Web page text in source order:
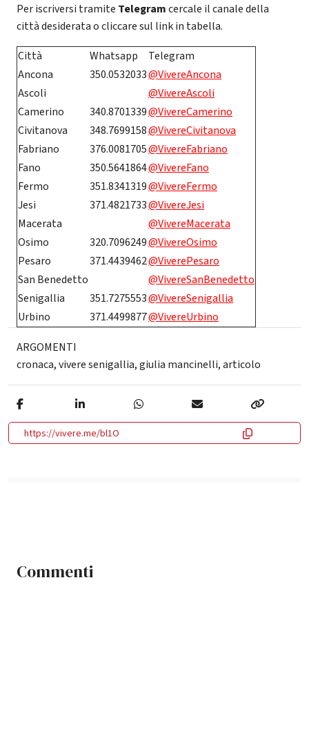
Per iscriversi tramite Telegramcercale il canale della
città desiderata o cliccare sul link in tabella.
Città
Whatsapp
Telegram
Ancona
350.0532033@VivereAncona
Ascoli
@VivereAscoli
Camerino
340.8701339@VivereCamerino
Civitanova
348.7699158@VivereCivitanova
Fabriano
376.0081705@VivereFabriano
Fano
350.5641864@VivereFano
Fermo
351.8341319@VivereFermo
Jesi
371.4821733@VivereJesi
Macerata
@VivereMacerata
Osimo
320.7096249@VivereOsimo
Pesaro
371.4439462@ViverePesaro
San Benedetto
@VivereSanBenedetto
Senigallia
351.7275553@VivereSenigallia
Urbino
371.4499877@VivereUrbino
ARGOMENTI
cronaca,vivere senigallia,giulia mancinelli,articolo
https://vivere.me/bl1O
Commenti